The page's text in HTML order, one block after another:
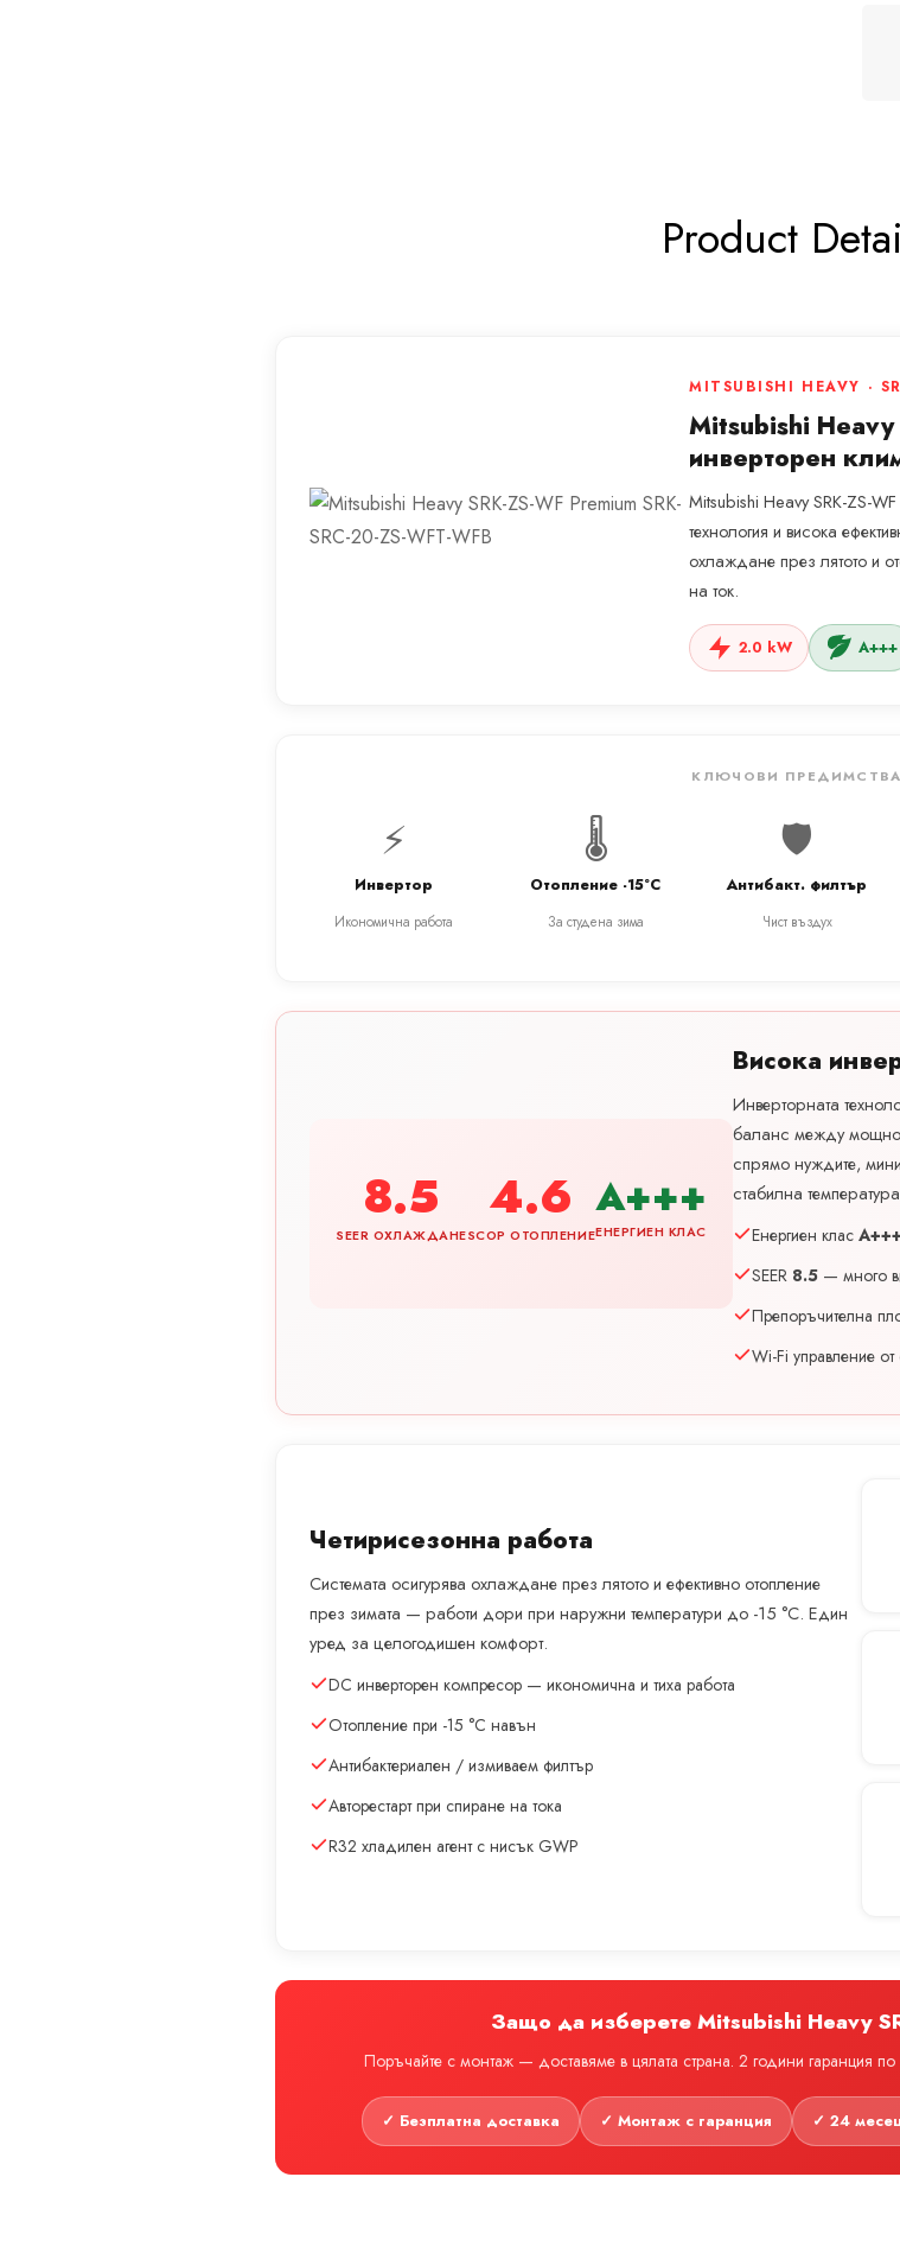
Product
MITSUBISHI HEAVY ·
Mitsubishi Heavy
инверторен
Mitsubishi Heavy SRK-ZS-
технология и висока
охлаждане през лятото и
на ток.
2.0 kW A+++
КЛЮЧОВИ ПРЕДИМСТВА
⚡
Инвертор
Икономична работа
🌡️
Отопление -15°C
За студена зима
🛡️
Антибакт. филтър
Чист въздух
8.5
SEER ОХЛАЖДАНЕ
4.6
SCOP ОТОПЛЕНИЕ
A+++
ЕНЕРГИЕН КЛАС
Висока
Инверторната
баланс между
спрямо нуждите,
стабилна
Енергиен класA+++
SEER 8.5 — много
Препоръчителна
Wi-Fi управление
Четирисезонна работа
Системата осигурява охлаждане през лятото и ефективно отопление
през зимата — работи дори при наружни температури до -15 °C. Един
уред за целогодишен комфорт.
DC инверторен компресор — икономична и тиха работа
Отопление при -15 °C навън
Антибактериален / измиваем филтър
Авторестарт при спиране на тока
R32 хладилен агент с нисък GWP
Защо да изберете Mitsubishi Heavy
Поръчайте с монтаж — доставяме в цялата страна. 2 години гаранция
✓ Безплатна доставка ✓ Монтаж с гаранция ✓ 24